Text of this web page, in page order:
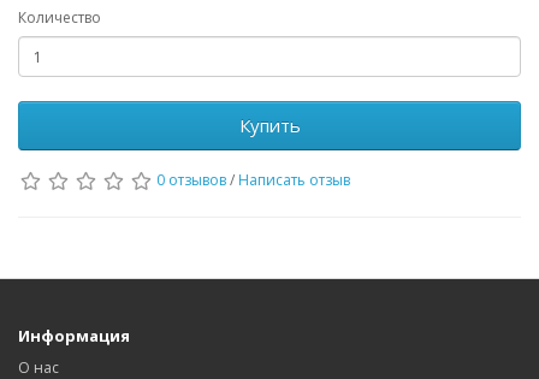
Количество
Купить
0 отзывов/ Написать отзыв
Информация
О нас